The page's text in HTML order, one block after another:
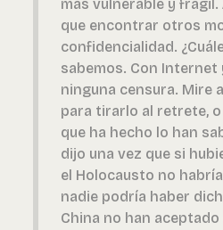
más vulnerable y
que encontrar otros
confidencialidad.
sabemos. Con Internet
ninguna censura. Mire
para tirarlo al retrete, o
que ha hecho lo han
dijo una vez que si
el Holocausto no
nadie podría haber
China no han aceptado